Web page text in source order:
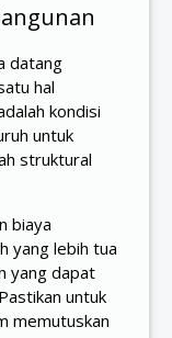
datang
hal
kondisi
untuk
struktural
biaya
yang lebih tua
yang dapat
untuk
memutuskan